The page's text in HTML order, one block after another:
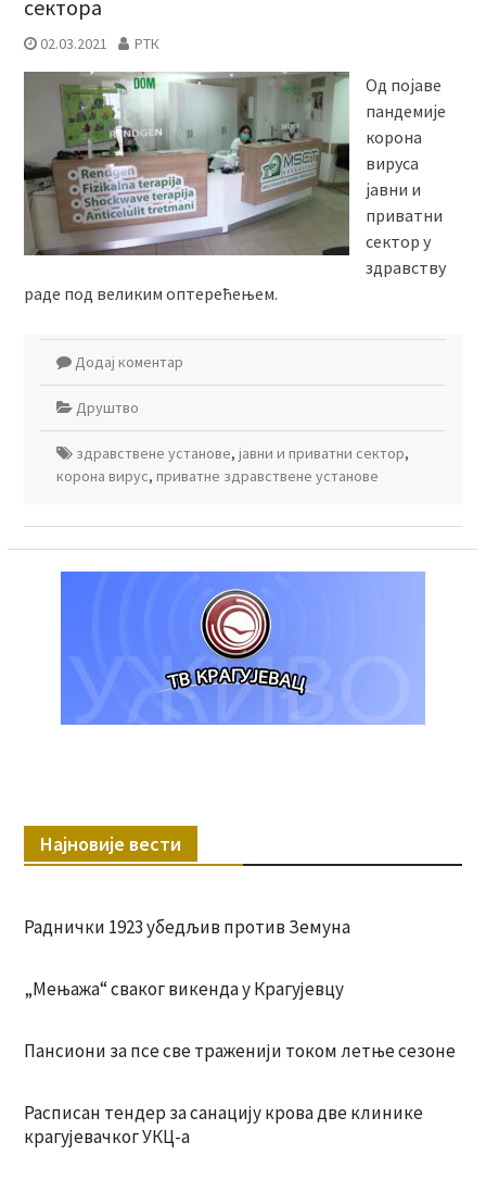
сектора
02.03.2021 РТК
Од појаве
пандемије
корона
вируса
јавни и
приватни
сектор у
здравству
раде под великим оптерећењем.
Додај коментар
Друштво
здравствене установе, јавни и приватни сектор,
корона вирус, приватне здравствене установе
Најновије вести
Раднички 1923 убедљив против Земуна
„Мењажа“ сваког викенда у Крагујевцу
Пансиони за псе све траженији током летње сезоне
Расписан тендер за санацију крова две клинике
крагујевачког УКЦ-а